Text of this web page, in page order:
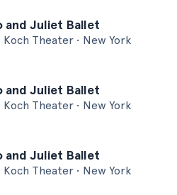
and Juliet Ballet
Koch Theater • New York
and Juliet Ballet
Koch Theater • New York
and Juliet Ballet
Koch Theater • New York